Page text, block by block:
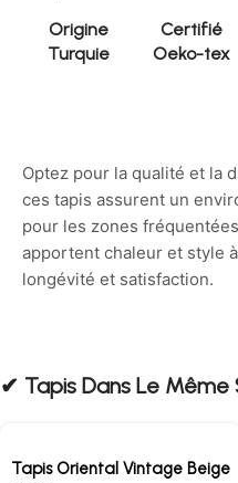
Origine
Turquie
Certifié
Oeko-tex
Optez pour la qualité et la
ces tapis assurent un
pour les zones
apportent chaleur et style
longévité et satisfaction.
✔︎ Tapis Dans Le Même
Tapis Oriental Vintage Beige